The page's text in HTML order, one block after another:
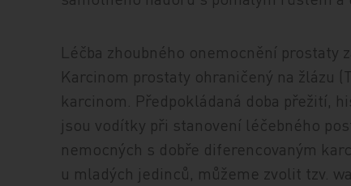
Léčba zhoubného onemocnění prostaty
Karcinom prostaty ohraničený na žlázu
karcinom. Předpokládaná doba přežití,
jsou vodítky při stanovení léčebného
nemocných s dobře diferencovaným
u mladých jedinců, můžeme zvolit tzv.